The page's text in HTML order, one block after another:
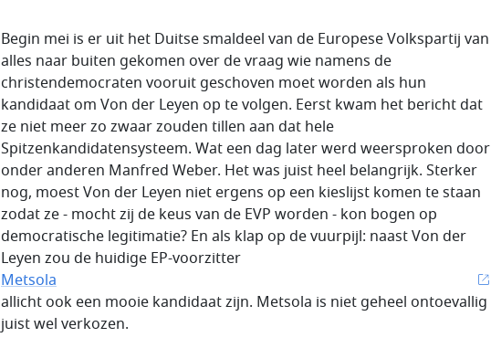
Begin mei is er uit het Duitse smaldeel van de Europese Volkspartij van
alles naar buiten gekomen over de vraag wie namens de
christendemocraten vooruit geschoven moet worden als hun
kandidaat om Von der Leyen op te volgen. Eerst kwam het bericht dat
ze niet meer zo zwaar zouden tillen aan dat hele
Spitzenkandidatensysteem. Wat een dag later werd weersproken door
onder anderen Manfred Weber. Het was juist heel belangrijk. Sterker
nog, moest Von der Leyen niet ergens op een kieslijst komen te staan
zodat ze - mocht zij de keus van de EVP worden - kon bogen op
democratische legitimatie? En als klap op de vuurpijl: naast Von der
Leyen zou de huidige EP-voorzitter
Metsola
allicht ook een mooie kandidaat zijn. Metsola is niet geheel ontoevallig
juist wel verkozen.